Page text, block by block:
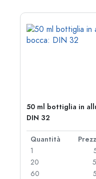
50 ml bottiglia in
DIN 32
Quantità
1
20
60